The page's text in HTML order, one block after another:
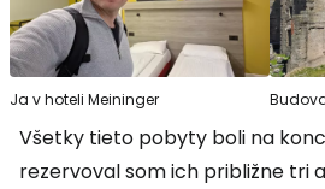
Ja v hoteli Meininger
Všetky tieto pobyty boli na
rezervoval som ich približne tri